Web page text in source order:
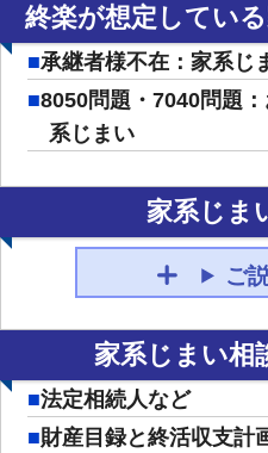
終楽が想定してい
承継者様不在：家系じ
8050問題・7040問題
系じまい
家系じま
ご
家系じまい相
法定相続人など
財産目録と終活収支計